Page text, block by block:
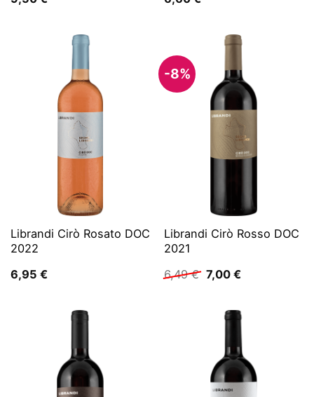
Librandi Cirò Rosato DOC
2022
6,95 €
-8%
Librandi Cirò Rosso DOC
2021
6,49€ Ursprünglicher
Preis
6,49 €
7,00 €Aktueller
7,00 €.